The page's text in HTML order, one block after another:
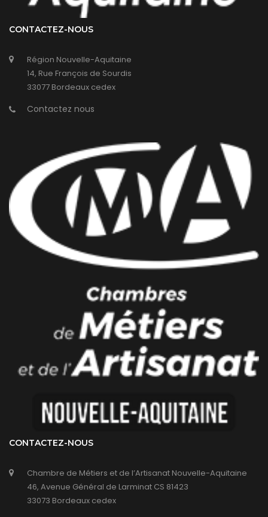
CONTACTEZ-NOUS
Région Nouvelle-Aquitaine
14, Rue François de Sourdis
33077 Bordeaux cedex
Contactez nous
CONTACTEZ-NOUS
Chambre de Métiers et de l’Artisanat Nouvelle-Aquitaine
46, Avenue Général de Larminat CS 81423
33073 Bordeaux cedex